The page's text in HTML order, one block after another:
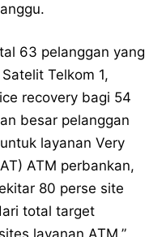
63 pelanggan yang
Telkom 1,
recovery bagi 54
besar pelanggan
layanan Very
ATM perbankan,
80 perse site
total target